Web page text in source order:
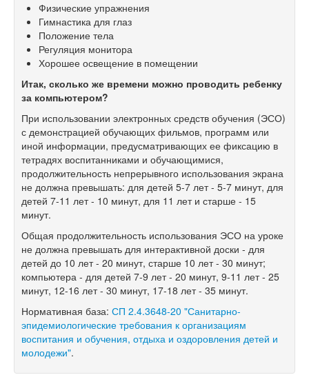
Физические упражнения
Гимнастика для глаз
Положение тела
Регуляция монитора
Хорошее освещение в помещении
Итак, сколько же времени можно проводить ребенку
за компьютером?
При использовании электронных средств обучения (ЭСО)
с демонстрацией обучающих фильмов, программ или
иной информации, предусматривающих ее фиксацию в
тетрадях воспитанниками и обучающимися,
продолжительность непрерывного использования экрана
не должна превышать: для детей 5-7 лет - 5-7 минут, для
детей 7-11 лет - 10 минут, для 11 лет и старше - 15
минут.
Общая продолжительность использования ЭСО на уроке
не должна превышать для интерактивной доски - для
детей до 10 лет - 20 минут, старше 10 лет - 30 минут;
компьютера - для детей 7-9 лет - 20 минут, 9-11 лет - 25
минут, 12-16 лет - 30 минут, 17-18 лет - 35 минут.
Нормативная база: СП 2.4.3648-20 "Санитарно-
эпидемиологические требования к организациям
воспитания и обучения, отдыха и оздоровления детей и
молодежи".